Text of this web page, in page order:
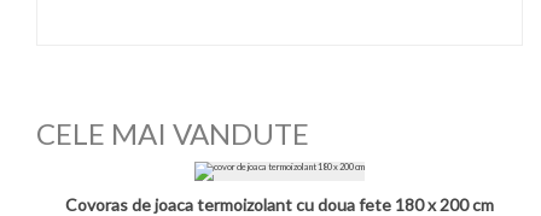
CELE MAI VANDUTE
Covoras de joaca termoizolant cu doua fete 180 x 200 cm